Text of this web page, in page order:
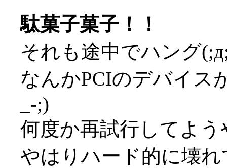
駄菓子菓子！！
それも途中でハング
なんかPCIのデバイ
_-;)
何度か再試行してよ
やはりハード的に壊